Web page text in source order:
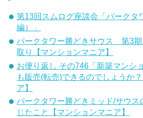
第13回スムログ座談会「パークタ
編）」
パークタワー勝どきサウス 第3
取り【マンションマニア】
お便り返し その746「新築マンシ
も販売(転売)できるのでしょうか
ア】
パークタワー勝どきミッド/サウス
じたこと【マンションマニア】